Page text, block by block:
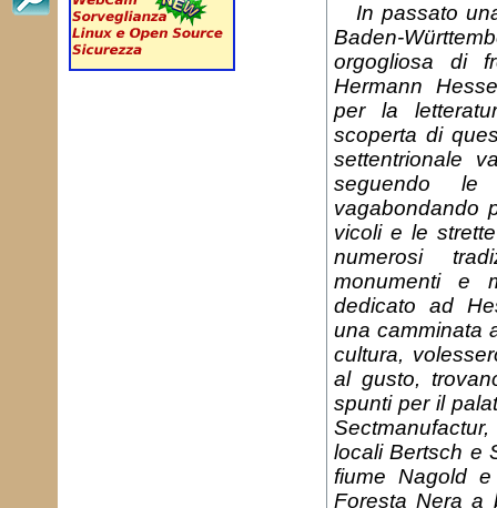
In passato
Baden-
orgogliosa di
Hermann
per la
scoperta di
settentrionale
seguendo
vagabondando
vicoli e le
numerosi
monumenti e
dedicato ad
una camminata
cultura,
al gusto,
spunti per il
locali Bertsch e
fiume Nagold
Foresta Nera a